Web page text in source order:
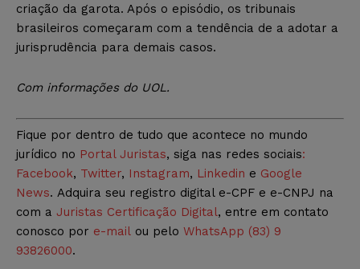
criação da garota. Após o episódio, os tribunais
brasileiros começaram com a tendência de a adotar a
jurisprudência para demais casos.
Com informações do UOL.
Fique por dentro de tudo que acontece no mundo
jurídico no Portal Juristas, siga nas redes sociais:
Facebook, Twitter, Instagram, Linkedin e Google
News. Adquira seu registro digital e-CPF e e-CNPJ na
com a Juristas Certificação Digital, entre em contato
conosco por e-mail ou pelo WhatsApp (83) 9
93826000.